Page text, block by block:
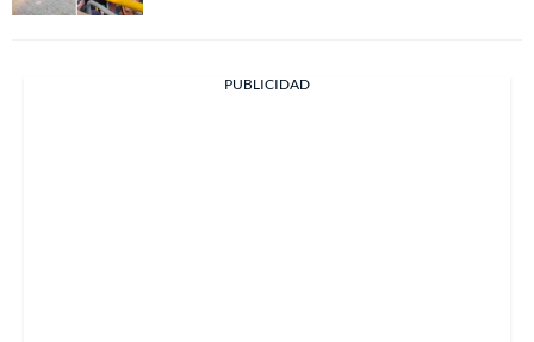
PUBLICIDAD